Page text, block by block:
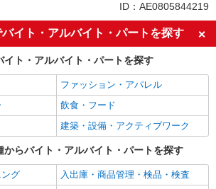
フリーター歓迎
中
エルダー（50代～）活躍中
中
ボーナス・賞与あり
週2～3日勤務OK
）OK
扶養内勤務OK
社会保険あり
探す
販売・接客サービス
ID：AE0805844219
イト・アルバイト・パートを探す
イト・アルバイト・パートを探す
ファッション・アパレル
飲食・フード
建築・設備・アクティブワーク
からバイト・アルバイト・パートを探す
グ
入出庫・商品管理・検品・検査